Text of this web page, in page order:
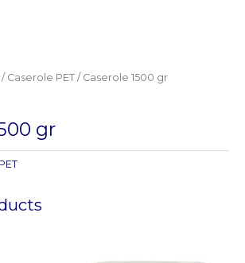
/ Caserole PET / Caserole 1500 gr
gr